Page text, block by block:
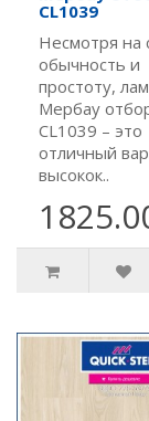
CL1039
Несмотря на
обычность и
простоту,
Мербау
CL1039 – это
отличный
высокок..